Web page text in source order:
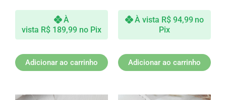
À
vista R$ 189,99 no Pix
Adicionar ao carrinho
À vista R$94,99 no
Pix
Adicionar ao carrinho